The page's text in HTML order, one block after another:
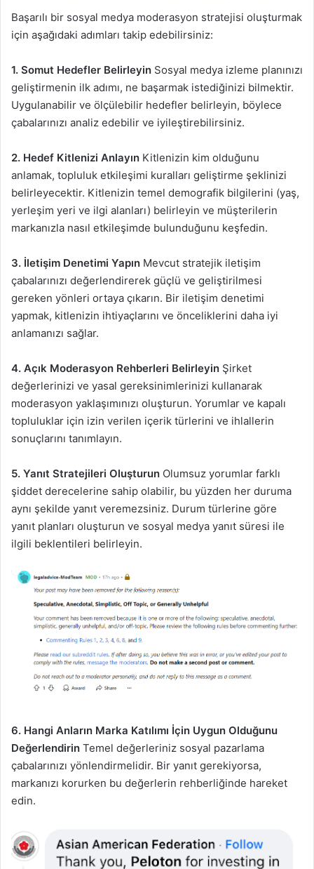
Başarılı bir sosyal medya moderasyon stratejisi oluşturmak
için aşağıdaki adımları takip edebilirsiniz:
1. Somut Hedefler Belirleyin Sosyal medya izleme planınızı
geliştirmenin ilk adımı, ne başarmak istediğinizi bilmektir.
Uygulanabilir ve ölçülebilir hedefler belirleyin, böylece
çabalarınızı analiz edebilir ve iyileştirebilirsiniz.
2. Hedef Kitlenizi Anlayın Kitlenizin kim olduğunu
anlamak, topluluk etkileşimi kuralları geliştirme şeklinizi
belirleyecektir. Kitlenizin temel demografik bilgilerini (yaş,
yerleşim yeri ve ilgi alanları) belirleyin ve müşterilerin
markanızla nasıl etkileşimde bulunduğunu keşfedin.
3. İletişim Denetimi Yapın Mevcut stratejik iletişim
çabalarınızı değerlendirerek güçlü ve geliştirilmesi
gereken yönleri ortaya çıkarın. Bir iletişim denetimi
yapmak, kitlenizin ihtiyaçlarını ve önceliklerini daha iyi
anlamanızı sağlar.
4. Açık Moderasyon Rehberleri Belirleyin Şirket
değerlerinizi ve yasal gereksinimlerinizi kullanarak
moderasyon yaklaşımınızı oluşturun. Yorumlar ve kapalı
topluluklar için izin verilen içerik türlerini ve ihlallerin
sonuçlarını tanımlayın.
5. Yanıt Stratejileri Oluşturun Olumsuz yorumlar farklı
şiddet derecelerine sahip olabilir, bu yüzden her duruma
aynı şekilde yanıt veremezsiniz. Durum türlerine göre
yanıt planları oluşturun ve sosyal medya yanıt süresi ile
ilgili beklentileri belirleyin.
6. Hangi Anların Marka Katılımı İçin Uygun Olduğunu
Değerlendirin Temel değerleriniz sosyal pazarlama
çabalarınızı yönlendirmelidir. Bir yanıt gerekiyorsa,
markanızı korurken bu değerlerin rehberliğinde hareket
edin.